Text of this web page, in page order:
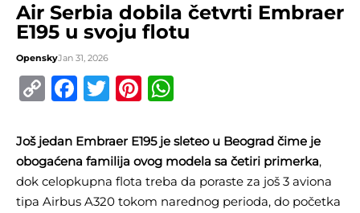
Air Serbia dobila četvrti Embraer
E195 u svoju flotu
OpenskyJan 31, 2026
CopyFacebook
TwitterPinterest
Još jedan Embraer E195 je sleteo u Beograd čime je
obogaćena familija ovog modela sa četiri primerka,
dok celopkupna flota treba da poraste za još 3 aviona
tipa Airbus A320 tokom narednog perioda, do početka